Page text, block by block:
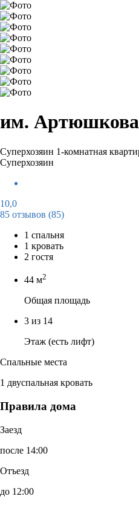
им.
Суперхозяин 1-комнатная
Суперхозяин
10,0
85 отзывов (85)
1 спальня
1 кровать
2 гостя
44 м2
Общая площадь
3 из 14
Этаж (есть лифт)
Спальные места
1 двуспальная кровать
Правила дома
Заезд
после 14:00
Отъезд
до 12:00